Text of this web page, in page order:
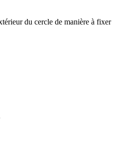
du cercle de manière à fixer